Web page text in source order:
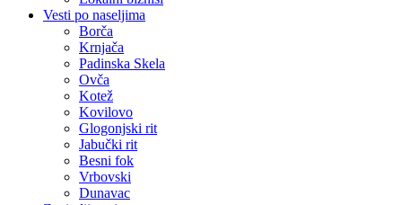
Vesti po naseljima
Borča
Krnjača
Padinska Skela
Ovča
Kotež
Kovilovo
Glogonjski rit
Jabučki rit
Besni fok
Vrbovski
Dunavac